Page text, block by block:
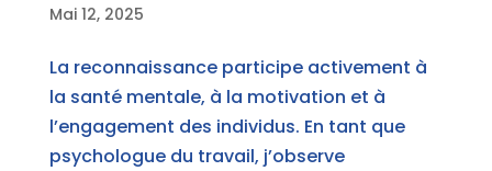
Mai 12, 2025
La reconnaissance participe activement à
la santé mentale, à la motivation et à
l’engagement des individus. En tant que
psychologue du travail, j’observe